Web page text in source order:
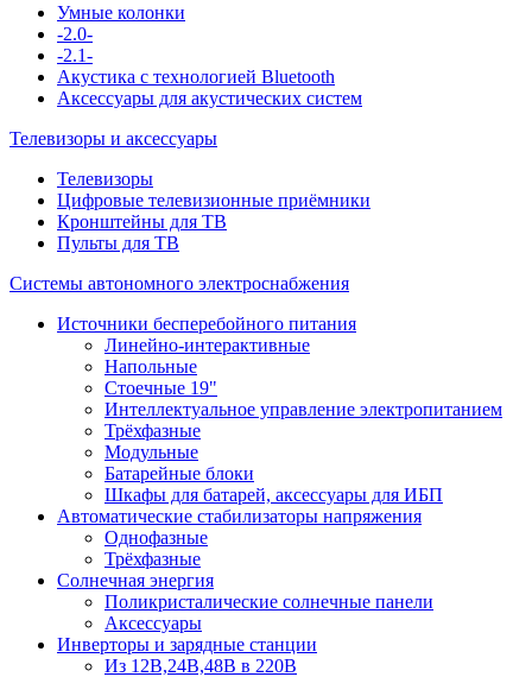
Умные колонки
-2.0-
-2.1-
Акустика с технологией Bluetooth
Аксессуары для акустических систем
Телевизоры и аксессуары
Телевизоры
Цифровые телевизионные приёмники
Кронштейны для ТВ
Пульты для ТВ
Системы автономного электроснабжения
Источники бесперебойного питания
Линейно-интерактивные
Напольные
Стоечные 19"
Интеллектуальное управление электропитанием
Трёхфазные
Модульные
Батарейные блоки
Шкафы для батарей, аксессуары для ИБП
Автоматические стабилизаторы напряжения
Однофазные
Трёхфазные
Солнечная энергия
Поликристалические солнечные панели
Аксессуары
Инверторы и зарядные станции
Из 12В,24В,48В в 220В